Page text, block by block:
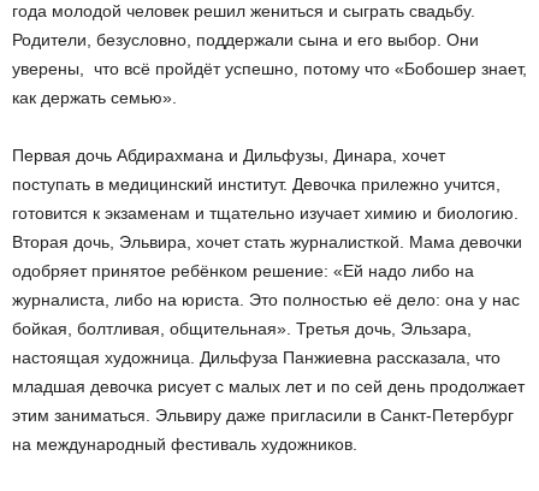
года молодой человек решил жениться и сыграть свадьбу.
Родители, безусловно, поддержали сына и его выбор. Они
уверены, что всё пройдёт успешно, потому что «Бобошер знает,
как держать семью».
Первая дочь Абдирахмана и Дильфузы, Динара, хочет
поступать в медицинский институт. Девочка прилежно учится,
готовится к экзаменам и тщательно изучает химию и биологию.
Вторая дочь, Эльвира, хочет стать журналисткой. Мама девочки
одобряет принятое ребёнком решение: «Ей надо либо на
журналиста, либо на юриста. Это полностью её дело: она у нас
бойкая, болтливая, общительная». Третья дочь, Эльзара,
настоящая художница. Дильфуза Панжиевна рассказала, что
младшая девочка рисует с малых лет и по сей день продолжает
этим заниматься. Эльвиру даже пригласили в Санкт-Петербург
на международный фестиваль художников.